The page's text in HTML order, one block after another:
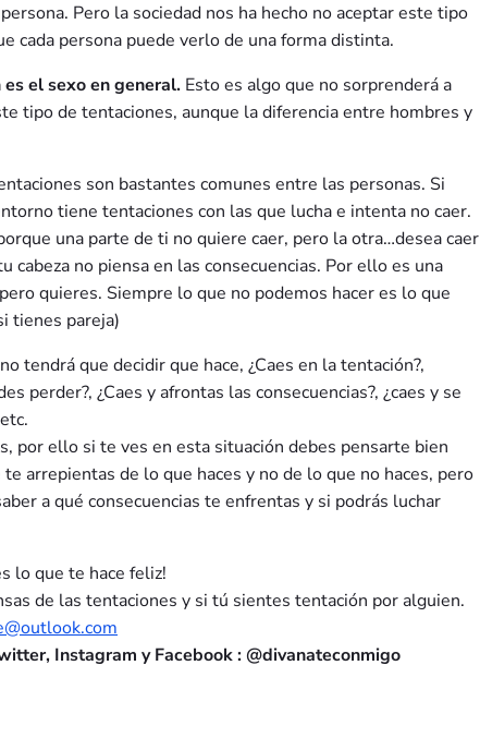
Pero la sociedad nos ha hecho no aceptar este tipo
cada persona puede verlo de una forma distinta.
el sexo en general. Esto es algo que no sorprenderá a
tipo de tentaciones, aunque la diferencia entre hombres y
son bastantes comunes entre las personas. Si
tiene tentaciones con las que lucha e intenta no caer.
una parte de ti no quiere caer, pero la otra…desea caer
no piensa en las consecuencias. Por ello es una
quieres. Siempre lo que no podemos hacer es lo que
tienes pareja)
tendrá que decidir que hace, ¿Caes en la tentación?,
perder?, ¿Caes y afrontas las consecuencias?, ¿caes y se
por ello si te ves en esta situación debes pensarte bien
arrepientas de lo que haces y no de lo que no haces, pero
a qué consecuencias te enfrentas y si podrás luchar
lo que te hace feliz!
de las tentaciones y si tú sientes tentación por alguien.
Instagram y Facebook : @divanateconmigo